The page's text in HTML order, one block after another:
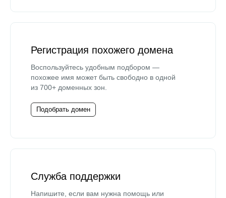
Регистрация похожего домена
Воспользуйтесь удобным подбором —
похожее имя может быть свободно в одной
из 700+ доменных зон.
Подобрать домен
Служба поддержки
Напишите, если вам нужна помощь или